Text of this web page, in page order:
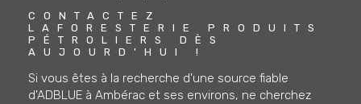
CONTACTEZ
LAFORESTERIE PRODUITS
PÉTROLIERS DÈS
AUJOURD'HUI !
Si vous êtes à la recherche d'une source fiable
d'ADBLUE à Ambérac et ses environs, ne cherchez